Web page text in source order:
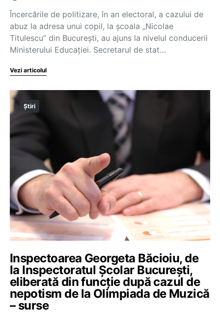
Încercările de politizare, în an electoral, a cazului de
abuz la adresa unui copil, la școala „Nicolae
Titulescu” din București, au ajuns la nivelul conducerii
Ministerului Educației. Secretarul de stat…
Vezi articolul
Știri
Inspectoarea Georgeta Băcioiu, de
la Inspectoratul Școlar București,
eliberată din funcție după cazul de
nepotism de la Olimpiada de Muzică
– surse